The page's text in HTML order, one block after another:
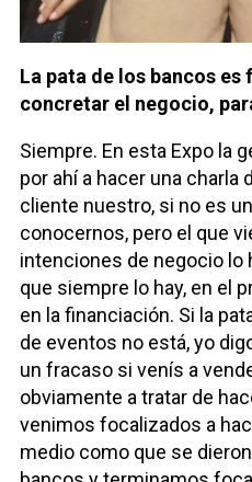
La pata de los bancos es
concretar el negocio,
Siempre. En esta Expo la
por ahí a hacer una charla
cliente nuestro, si no es
conocernos, pero el que
intenciones de negocio lo
que siempre lo hay, en el
en la financiación. Si la
de eventos no está, yo
un fracaso si venís a
obviamente a tratar de
venimos focalizados a
medio como que se